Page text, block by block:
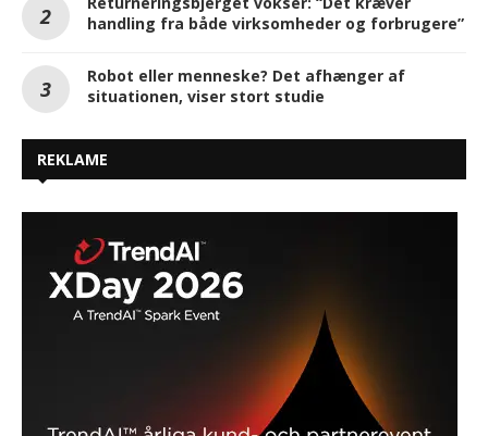
handling fra både virksomheder og forbrugere”
Robot eller menneske? Det afhænger af
situationen, viser stort studie
REKLAME